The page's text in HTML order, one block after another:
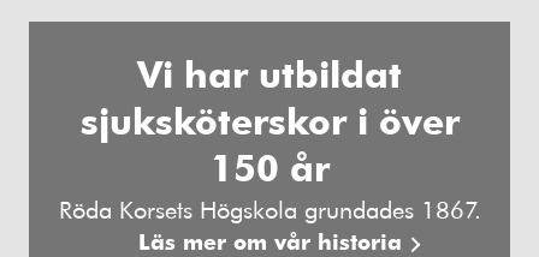
Vi har utbildat
sjuksköterskor i över
150 år
Röda Korsets Högskola grundades 1867.
Läs mer om vår historia